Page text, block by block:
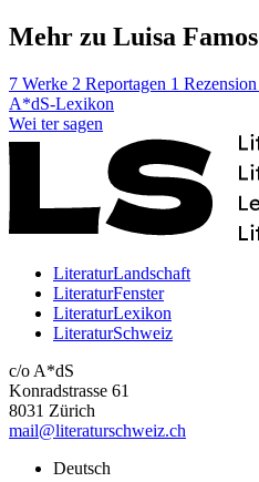
Mehr zu Luisa Famos
7 Werke 2 Reportagen 1 Rezension
A*dS-Lexikon
Wei ter sagen
LiteraturLandschaft
LiteraturFenster
LiteraturLexikon
LiteraturSchweiz
c/o A*dS
Konradstrasse 61
8031 Zürich
mail@literaturschweiz.ch
Deutsch